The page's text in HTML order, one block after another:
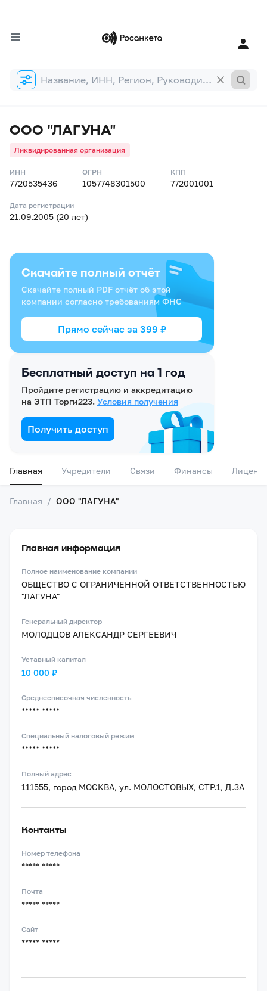
Форма
поиска
ООО "ЛАГУНА"
Ликвидированная организация
ИНН
7720535436
ОГРН
1057748301500
КПП
772001001
Дата регистрации
21.09.2005 (20 лет)
Бесплатный доступ на 1 год
Пройдите регистрацию и аккредитацию
на ЭТП Торги223. Условия получения
Получить доступ
Скачайте полный отчёт
Скачайте полный PDF отчёт об этой
компании согласно требованиям ФНС
Прямо сейчас за 399 ₽
Главная Учредители Связи Финансы
Главная / ООО "ЛАГУНА"
Главная информация
Полное наименование компании
ОБЩЕСТВО С ОГРАНИЧЕННОЙ ОТВЕТСТВЕННОСТЬЮ
"ЛАГУНА"
Генеральный директор
МОЛОДЦОВ АЛЕКСАНДР СЕРГЕЕВИЧ
Уставный капитал
10 000 ₽
Среднесписочная численность
***** *****
Специальный налоговый режим
***** *****
Полный адрес
111555, город МОСКВА, ул. МОЛОСТОВЫХ, СТР.1, Д.3А
Контакты
Номер телефона
***** *****
Почта
***** *****
Сайт
***** *****